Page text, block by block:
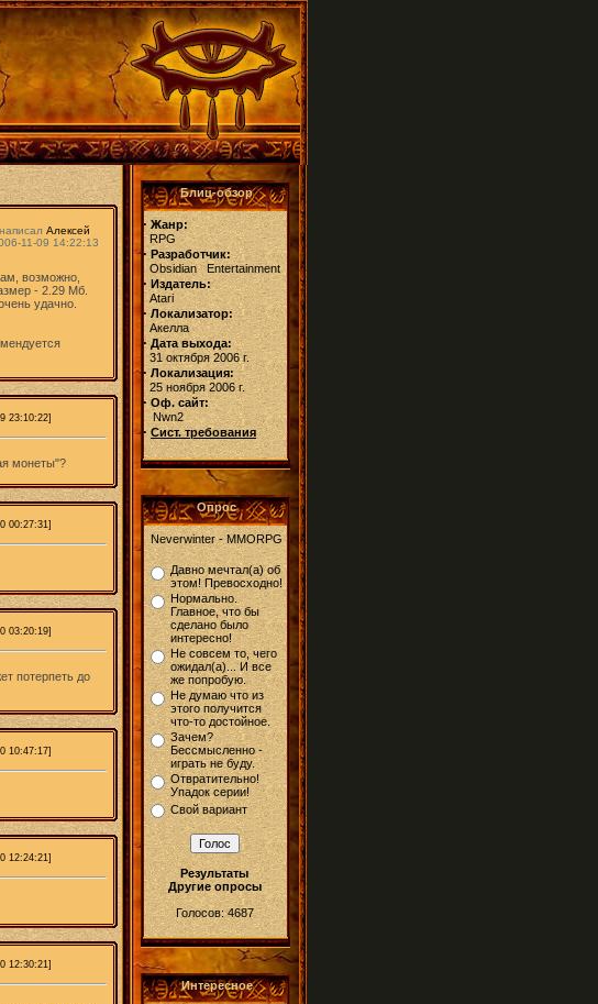
Алексей
11-09 14:22:13
возможно,
- 2.29 Мб.
удачно.
23:10:22]
монеты"?
00:27:31]
03:20:19]
потерпеть до
10:47:17]
12:24:21]
12:30:21]
Блиц-обзор
· Жанр:
RPG
· Разработчик:
Obsidian Entertainment
· Издатель:
Atari
· Локализатор:
Акелла
· Дата выхода:
31 октября 2006 г.
· Локализация:
25 ноября 2006 г.
· Оф. сайт:
Nwn2
· Сист. требования
Опрос
Neverwinter - MMORPG
Давно мечтал(а) об
этом! Превосходно!
Нормально.
Главное, что бы
сделано было
интересно!
Не совсем то, чего
ожидал(а)... И все
же попробую.
Не думаю что из
этого получится
что-то достойное.
Зачем?
Бессмысленно -
играть не буду.
Отвратительно!
Упадок серии!
Свой вариант
Результаты
Другие опросы
Голосов: 4687
Интересное